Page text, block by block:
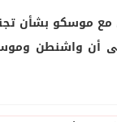
موسكو بشأن
أن واشنطن